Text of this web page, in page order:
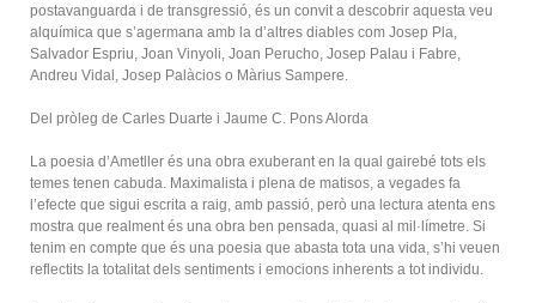
postavanguarda i de transgressió, és un convit a descobrir aquesta veu
alquímica que s’agermana amb la d’altres diables com Josep Pla,
Salvador Espriu, Joan Vinyoli, Joan Perucho, Josep Palau i Fabre,
Andreu Vidal, Josep Palàcios o Màrius Sampere.
Del pròleg de Carles Duarte i Jaume C. Pons Alorda
La poesia d’Ametller és una obra exuberant en la qual gairebé tots els
temes tenen cabuda. Maximalista i plena de matisos, a vegades fa
l’efecte que sigui escrita a raig, amb passió, però una lectura atenta ens
mostra que realment és una obra ben pensada, quasi al mil·límetre. Si
tenim en compte que és una poesia que abasta tota una vida, s’hi veuen
reflectits la totalitat dels sentiments i emocions inherents a tot individu.